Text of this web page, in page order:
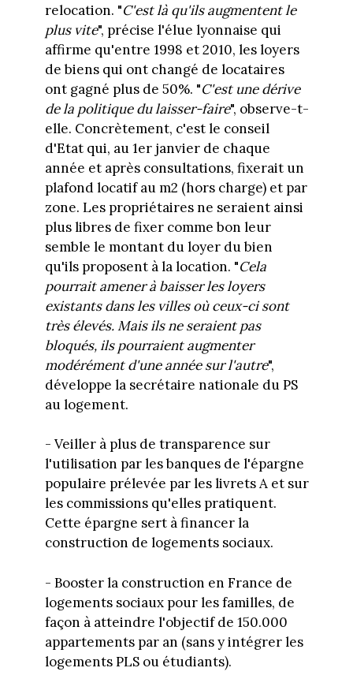
relocation. "C'est là qu'ils augmentent le
plus vite", précise l'élue lyonnaise qui
affirme qu'entre 1998 et 2010, les loyers
de biens qui ont changé de locataires
ont gagné plus de 50%. "C'est une dérive
de la politique du laisser-faire", observe-t-
elle. Concrètement, c'est le conseil
d'Etat qui, au 1er janvier de chaque
année et après consultations, fixerait un
plafond locatif au m2 (hors charge) et par
zone. Les propriétaires ne seraient ainsi
plus libres de fixer comme bon leur
semble le montant du loyer du bien
qu'ils proposent à la location. "Cela
pourrait amener à baisser les loyers
existants dans les villes où ceux-ci sont
très élevés. Mais ils ne seraient pas
bloqués, ils pourraient augmenter
modérément d'une année sur l'autre",
développe la secrétaire nationale du PS
au logement.
- Veiller à plus de transparence sur
l'utilisation par les banques de l'épargne
populaire prélevée par les livrets A et sur
les commissions qu'elles pratiquent.
Cette épargne sert à financer la
construction de logements sociaux.
- Booster la construction en France de
logements sociaux pour les familles, de
façon à atteindre l'objectif de 150.000
appartements par an (sans y intégrer les
logements PLS ou étudiants).